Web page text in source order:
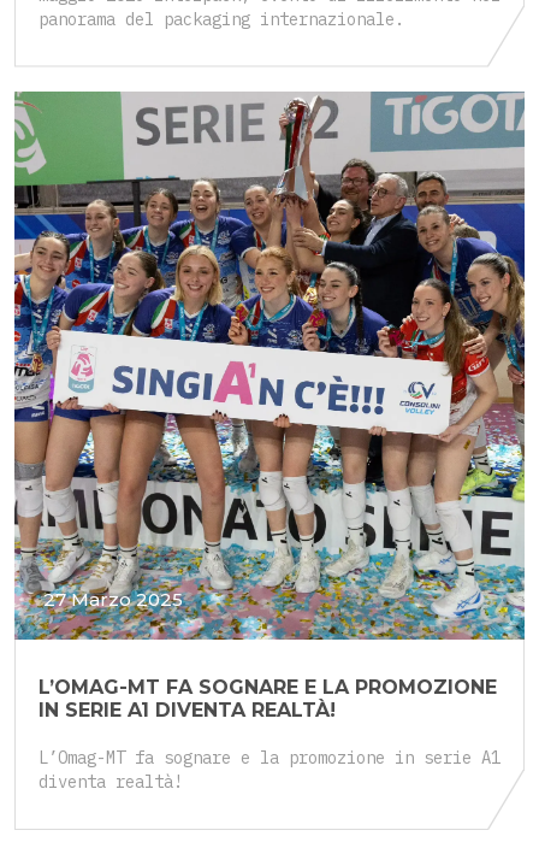
panorama del packaging internazionale.
27 Marzo 2025
L’OMAG-MT FA SOGNARE E LA PROMOZIONE
IN SERIE A1 DIVENTA REALTÀ!
L’Omag-MT fa sognare e la promozione in serie A1
diventa realtà!